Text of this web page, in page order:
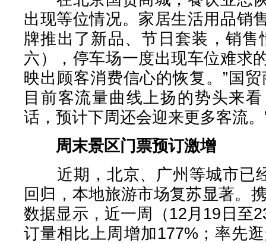
出现等位情况。家居生活用品销
牌推出了新品、节日套装，销售
六），停车场一度出现车位难求
映出顾客消费信心的恢复。”国
目前客流量曲线上扬的势头来
话，预计下周还会迎来更多客流。
周末景区门票预订激增
近期，北京、广州等城市已经
回归，本地旅游市场复苏显著。
数据显示，近一周（12月19日至
订量相比上周增加177%；率先